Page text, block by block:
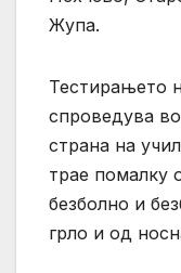
Жупа.
Тестирањето
спроведува
страна на
трае помалку
безболно и
грло и од